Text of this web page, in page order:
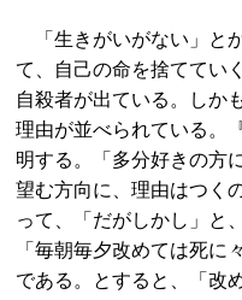
「生きがいがない」と
て、自己の命を捨ててい
自殺者が出ている。しか
理由が並べられている。
明する。「多分好きの方
望む方向に、理由はつく
って、「だがしかし」と
「毎朝毎夕改めては死に
である。とすると、「改